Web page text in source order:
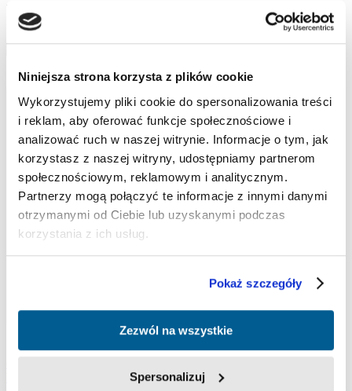
Niniejsza strona korzysta z plików cookie
Wykorzystujemy pliki cookie do spersonalizowania treści
i reklam, aby oferować funkcje społecznościowe i
analizować ruch w naszej witrynie. Informacje o tym, jak
korzystasz z naszej witryny, udostępniamy partnerom
społecznościowym, reklamowym i analitycznym.
Partnerzy mogą połączyć te informacje z innymi danymi
otrzymanymi od Ciebie lub uzyskanymi podczas
korzystania z ich usług.
Pokaż szczegóły
Zezwól na wszystkie
Spersonalizuj
urazów sportowych kolana oraz zmian zwyrodnieniowych stawu
kolanowego i biodrowego.